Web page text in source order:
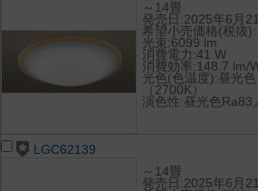
～14畳
発売日:2025年6月
希望小売価格(税抜
光束:6099 lm
消費電力:41 W
消費効率:148.7 lm/
光色(色温度):昼光
（2700K）
演色性:昼光色Ra83
LGC62139
～14畳
発売日:2025年6月